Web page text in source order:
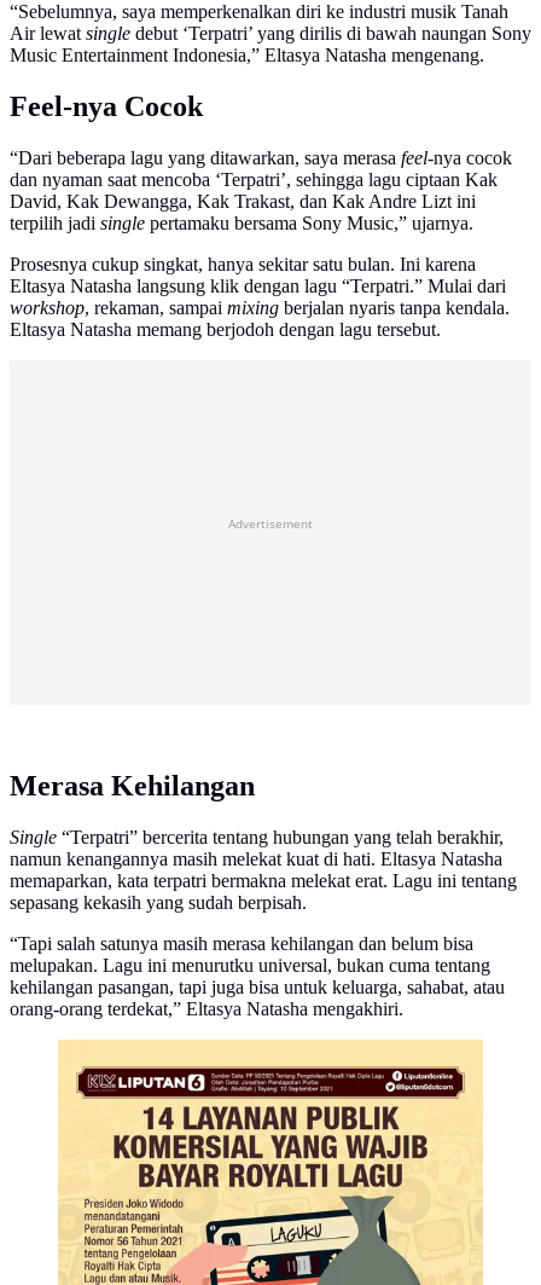
“Sebelumnya, saya memperkenalkan diri ke industri musik Tanah
Air lewat single debut ‘Terpatri’ yang dirilis di bawah naungan Sony
Music Entertainment Indonesia,” Eltasya Natasha mengenang.
Feel-nya Cocok
“Dari beberapa lagu yang ditawarkan, saya merasa feel-nya cocok
dan nyaman saat mencoba ‘Terpatri’, sehingga lagu ciptaan Kak
David, Kak Dewangga, Kak Trakast, dan Kak Andre Lizt ini
terpilih jadi single pertamaku bersama Sony Music,” ujarnya.
Prosesnya cukup singkat, hanya sekitar satu bulan. Ini karena
Eltasya Natasha langsung klik dengan lagu “Terpatri.” Mulai dari
workshop, rekaman, sampai mixing berjalan nyaris tanpa kendala.
Eltasya Natasha memang berjodoh dengan lagu tersebut.
Advertisement
Merasa Kehilangan
Single “Terpatri” bercerita tentang hubungan yang telah berakhir,
namun kenangannya masih melekat kuat di hati. Eltasya Natasha
memaparkan, kata terpatri bermakna melekat erat. Lagu ini tentang
sepasang kekasih yang sudah berpisah.
“Tapi salah satunya masih merasa kehilangan dan belum bisa
melupakan. Lagu ini menurutku universal, bukan cuma tentang
kehilangan pasangan, tapi juga bisa untuk keluarga, sahabat, atau
orang-orang terdekat,” Eltasya Natasha mengakhiri.